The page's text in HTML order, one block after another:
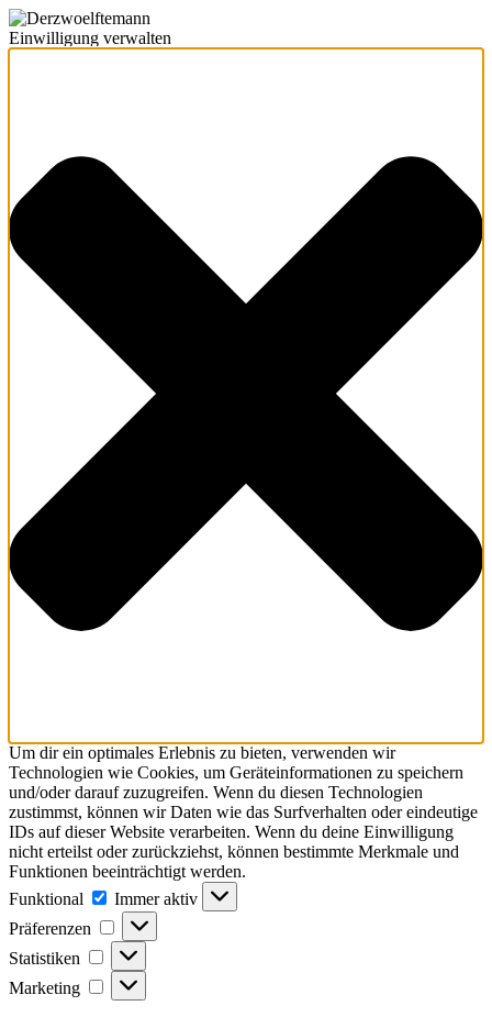
Einwilligung verwalten
Um dir ein optimales Erlebnis zu bieten, verwenden wir
Technologien wie Cookies, um Geräteinformationen zu speichern
und/oder darauf zuzugreifen. Wenn du diesen Technologien
zustimmst, können wir Daten wie das Surfverhalten oder eindeutige
IDs auf dieser Website verarbeiten. Wenn du deine Einwilligung
nicht erteilst oder zurückziehst, können bestimmte Merkmale und
Funktionen beeinträchtigt werden.
Funktional
Funktional
Immer aktiv
Präferenzen
Präferenzen
Statistiken Statistiken
Marketing Marketing